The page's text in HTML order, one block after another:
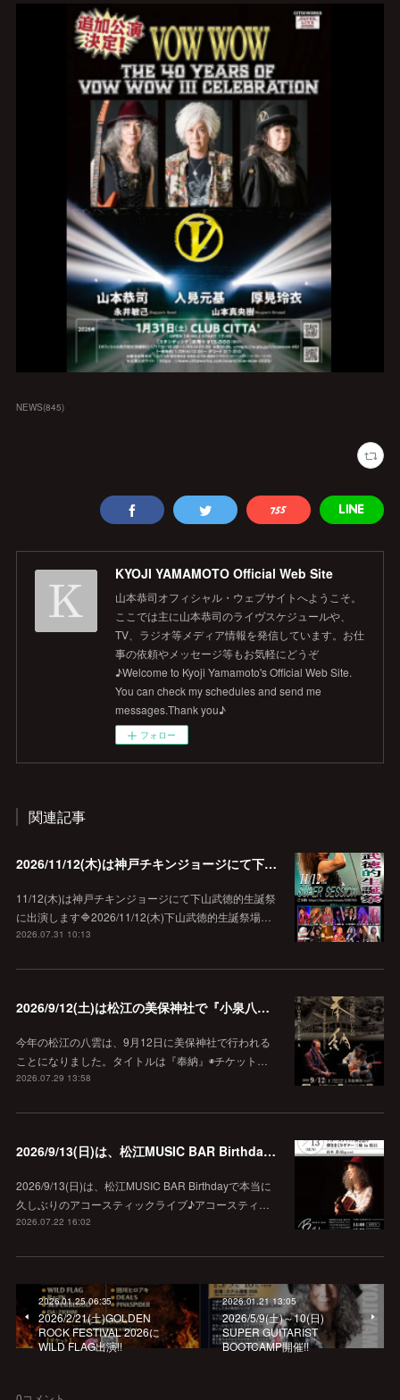
NEWS(845)
KYOJI YAMAMOTO Official Web Site
山本恭司オフィシャル・ウェブサイトへようこそ。
ここでは主に山本恭司のライヴスケジュールや、
TV、ラジオ等メディア情報を発信しています。お仕
事の依頼やメッセージ等もお気軽にどうぞ
♪Welcome to Kyoji Yamamoto's Official Web Site.
You can check my schedules and send me
messages.Thank you♪
フォロー
関連記事
2026/11/12(木)は神戸チキンジョージにて下山武徳的生誕祭に出演します♪
11/12(木)は神戸チキンジョージにて下山武徳的生誕祭
に出演します🔷2026/11/12(木)下山武徳的生誕祭場…
2026.07.31 10:13
2026/9/12(土)は松江の美保神社で『小泉八雲朗読のしらべ』
今年の松江の八雲は、9月12日に美保神社で行われる
ことになりました。タイトルは『奉納』◉チケット…
2026.07.29 13:58
2026/9/13(日)は、松江MUSIC BAR Birthdayでアコースティック弾き語り弾きまくりギター三昧♪
2026/9/13(日)は、松江MUSIC BAR Birthdayで本当に
久しぶりのアコースティックライブ♪アコースティ…
2026.07.22 16:02
2026.01.25 06:35
2026/2/21(土)GOLDEN
ROCK FESTIVAL 2026に
WILD FLAG出演!!
2026.01.21 13:05
2026/5/9(土)～10(日)
SUPER GUITARIST
BOOTCAMP開催!!